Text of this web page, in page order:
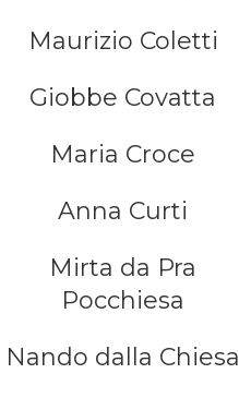
Maurizio Coletti
Giobbe Covatta
Maria Croce
Anna Curti
Mirta da Pra
Pocchiesa
Nando dalla Chiesa